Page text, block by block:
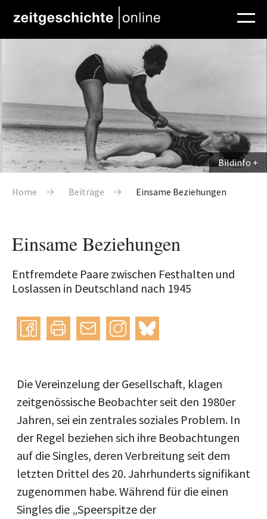
Bildinfo
Pfadnavigation
Home Beiträge Einsame Beziehungen
Einsame Beziehungen
Entfremdete Paare zwischen Festhalten und
Loslassen in Deutschland nach 1945
Instagram
bluesky
Die Vereinzelung der Gesellschaft, klagen
zeitgenössische Beobachter seit den 1980er
Jahren, sei ein zentrales soziales Problem. In
der Regel beziehen sich ihre Beobachtungen
auf die Singles, deren Verbreitung seit dem
letzten Drittel des 20. Jahrhunderts signifikant
zugenommen habe. Während für die einen
Singles die „Speerspitze der